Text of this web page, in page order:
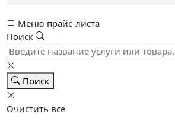
Меню прайс-листа
Поиск
Поиск
Очистить все